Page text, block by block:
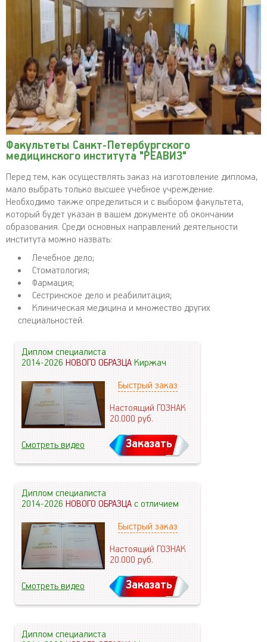
Факультеты Санкт-Петербургского
медицинского института "РЕАВИЗ"
Перед тем, как осуществлять заказ на изготовление диплома,
мало выбрать только высшее учебное учреждение.
Необходимо также определиться и с выбором факультета,
который будет указан в вашем документе об окончании
образования. Среди основных направлений деятельности
института можно назвать:
Лечебное дело;
Стоматология;
Фармация;
Сестринское дело и реабилитация;
Клиническая медицина и множество других
специальностей.
Диплом специалиста
2014-2026НОВОГО ОБРАЗЦАКиржач
Быстрый заказ
Настоящий ГОЗНАК
20.000руб.
Смотреть видео Заказать
Диплом специалиста
2014-2026НОВОГО ОБРАЗЦАс отличием
Быстрый заказ
Настоящий ГОЗНАК
20.000руб.
Смотреть видео Заказать
Диплом специалиста